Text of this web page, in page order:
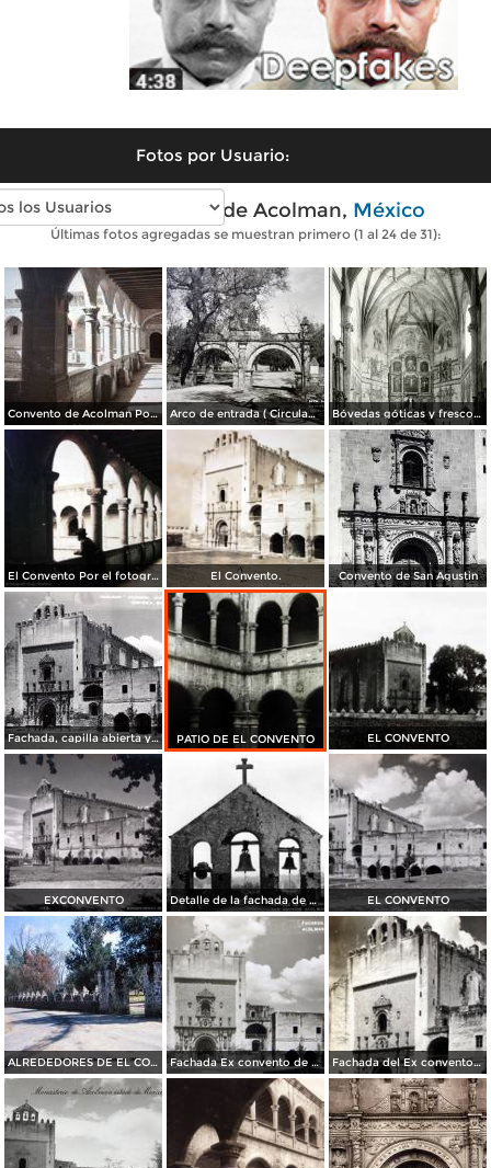
Fotos por Usuario:
Fotos antiguas de Acolman, México
Últimas fotos agregadas se muestran primero (1 al 24 de 31):
Convento de Acolman Por el Fotógrafo Hugo Brehme. Arco de entrada ( Circulada el 24 de Junio de 1952 ). Bóvedas góticas y frescos del convento de Acolman
El Convento Por el fotografo Hugo Brehme. El Convento. Convento de San Agustin
Fachada, capilla abierta y portería del siglo XVI PATIO DE EL CONVENTO EL CONVENTO
EXCONVENTO Detalle de la fachada de San Agustín Acolman EL CONVENTO
ALREDEDORES DE EL CONVENTO Fachada Ex convento de San Agustin Fachada del Ex convento de San Agustin